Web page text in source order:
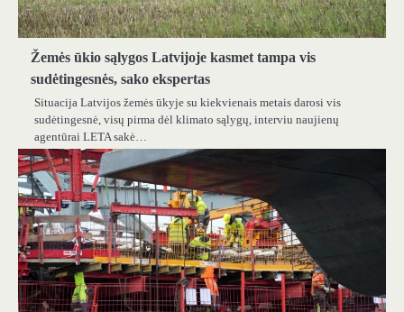
Žemės ūkio sąlygos Latvijoje kasmet tampa vis
sudėtingesnės, sako ekspertas
Situacija Latvijos žemės ūkyje su kiekvienais metais darosi vis
sudėtingesnė, visų pirma dėl klimato sąlygų, interviu naujienų
agentūrai LETA sakė…